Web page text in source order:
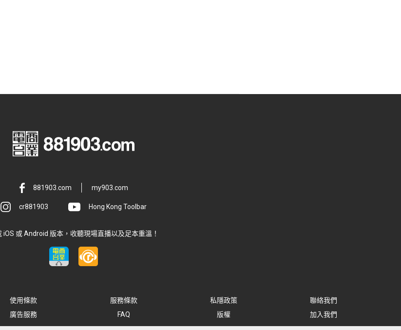
881903.com my903.com
cr881903 Hong Kong Toolbar
iOS 或 Android 版本，收聽現場直播以及足本重溫！
使用條款 服務條款 私隱政策
聯絡我們
廣告服務 FAQ 版權 加入我們